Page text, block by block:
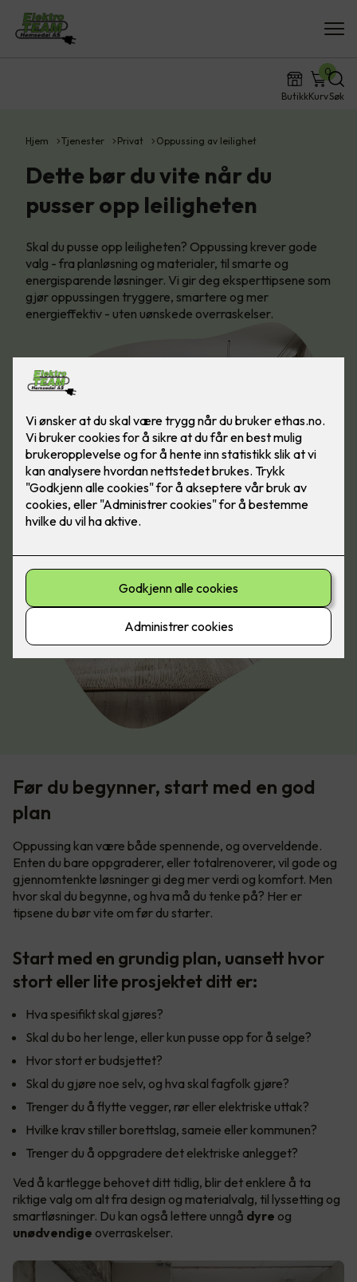
ButikkKurv
0
Søk
Hjem Tjenester Privat Oppussing av leilighet
Dette bør du vite når du
pusser opp leiligheten
Skal du pusse opp leiligheten? Oppussing krever gode
valg - fra planløsning og materialer, til smarte og
energisparende løsninger. Vi gir deg eksperttipsene som
gjør oppussingen tryggere, smartere og mer
energieffektiv - uten uønskede overraskelser.
Før du begynner, start med en god
plan
Oppussing kan være både spennende, og overveldende.
Enten du bare oppgraderer, eller totalrenoverer, vil gode og
gjennomtenkte løsninger gi deg mer verdi og komfort. Men
hvor skal du begynne, og hva må du tenke på? Her er
tipsene du bør vite om før du starter.
Start med en grundig plan, uansett hvor
stort eller lite prosjektet ditt er:
Hva spesifikt skal gjøres?
Skal du bo her lenge, eller kun pusse opp for å selge?
Hvor stort er budsjettet?
Skal du gjøre noe selv, og hva skal fagfolk gjøre?
Trenger du å flytte vegger, rør eller elektriske uttak?
Hvilke krav stiller borettslag, sameie eller kommunen?
Trenger du å oppgradere det elektriske anlegget?
Ved å kartlegge behovet ditt tidlig, blir det enklere å ta
riktige valg om alt fra design og materialvalg, til lyssetting og
smartløsninger. Du kan også lettere unngå dyre og
unødvendige overraskelser.